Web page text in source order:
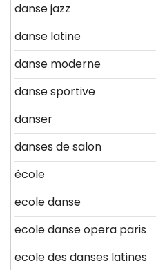
danse jazz
danse latine
danse moderne
danse sportive
danser
danses de salon
école
ecole danse
ecole danse opera paris
ecole des danses latines